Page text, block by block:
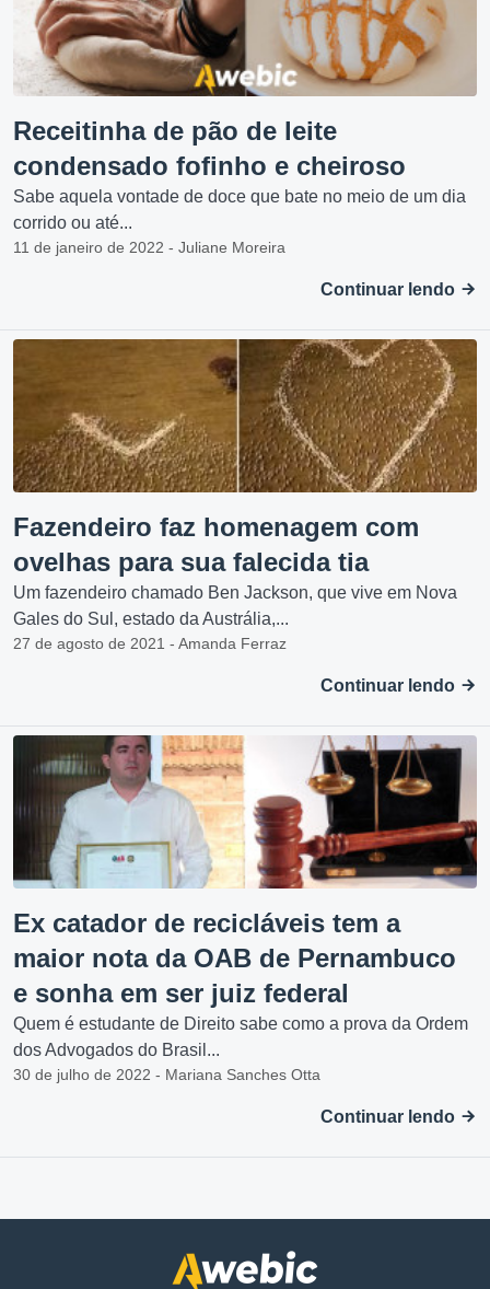
Receitinha de pão de leite
condensado fofinho e cheiroso
Sabe aquela vontade de doce que bate no meio de um dia
corrido ou até...
11 de janeiro de 2022 - Juliane Moreira
Continuar lendo
Fazendeiro faz homenagem com
ovelhas para sua falecida tia
Um fazendeiro chamado Ben Jackson, que vive em Nova
Gales do Sul, estado da Austrália,...
27 de agosto de 2021 - Amanda Ferraz
Continuar lendo
Ex catador de recicláveis tem a
maior nota da OAB de Pernambuco
e sonha em ser juiz federal
Quem é estudante de Direito sabe como a prova da Ordem
dos Advogados do Brasil...
30 de julho de 2022 - Mariana Sanches Otta
Continuar lendo